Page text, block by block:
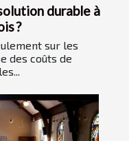
durable à
?
sur les
des coûts de